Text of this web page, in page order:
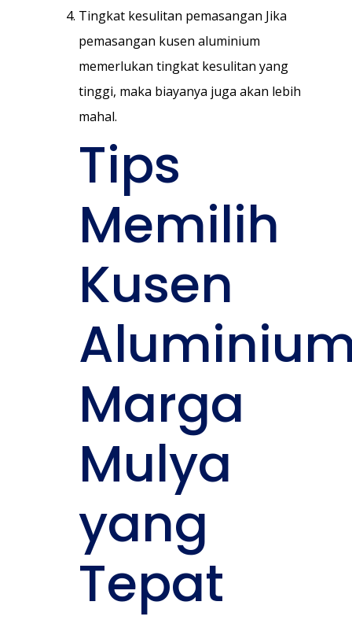
Tingkat kesulitan pemasangan Jika
pemasangan kusen aluminium
memerlukan tingkat kesulitan yang
tinggi, maka biayanya juga akan lebih
mahal.
Tips
Memilih
Kusen
Marga
Mulya
yang
Tepat